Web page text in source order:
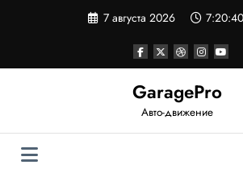
7 августа 2026
GaragePro
Авто-движение